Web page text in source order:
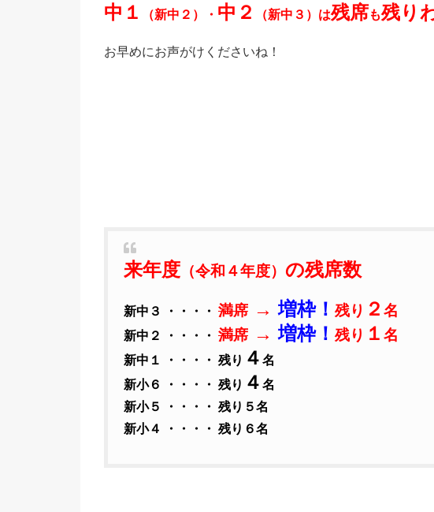
中１ （新中２）・ 中２ （新中３）は残席も残り
お早めにお声がけくださいね！
来年度 （令和４年度） の残席数
新中３ ・・・・ 満席 →増枠！ 残り ２ 名
新中２ ・・・・ 満席 →増枠！ 残り １ 名
新中１ ・・・・ 残り ４ 名
新小６ ・・・・ 残り ４ 名
新小５ ・・・・ 残り５名
新小４ ・・・・ 残り６名